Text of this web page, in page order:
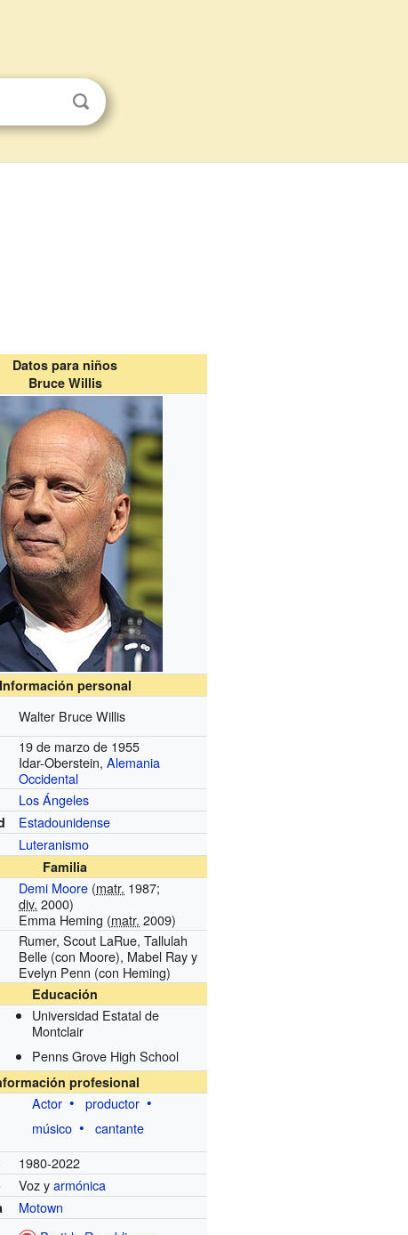
Datos para niños
Bruce Willis
Información personal
Walter Bruce Willis
19 de marzo de 1955
Idar-Oberstein,Alemania
Occidental
Los Ángeles
Estadounidense
Luteranismo
Familia
Demi Moore (matr. 1987;
div. 2000)
Emma Heming (matr. 2009)
Rumer, Scout LaRue, Tallulah
Belle (con Moore), Mabel Ray y
Evelyn Penn (con Heming)
Educación
Universidad Estatal de
Montclair
Penns Grove High School
profesional
Actor
productor
músico
cantante
1980-2022
Voz yarmónica
Motown